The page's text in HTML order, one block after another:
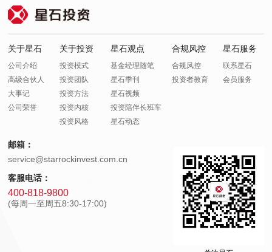
关于星石
公司介绍
高级合伙人
大事记
公司荣誉
关于投资
投资模式
投资团队
投资方法
投资内核
投资风格
星石观点
基金经理随笔
星石季刊
星石视频
投资陪伴长班车
星石动态
合规风控
合规风控
投资者教育
星石服务
联系星石
会员服务
邮箱：
service@starrockinvest.com.cn
客服电话：
400-818-9800
(每周一至周五8:30-17:00)